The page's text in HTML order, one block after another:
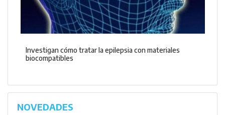
Investigan cómo tratar la epilepsia con materiales
biocompatibles
NOVEDADES